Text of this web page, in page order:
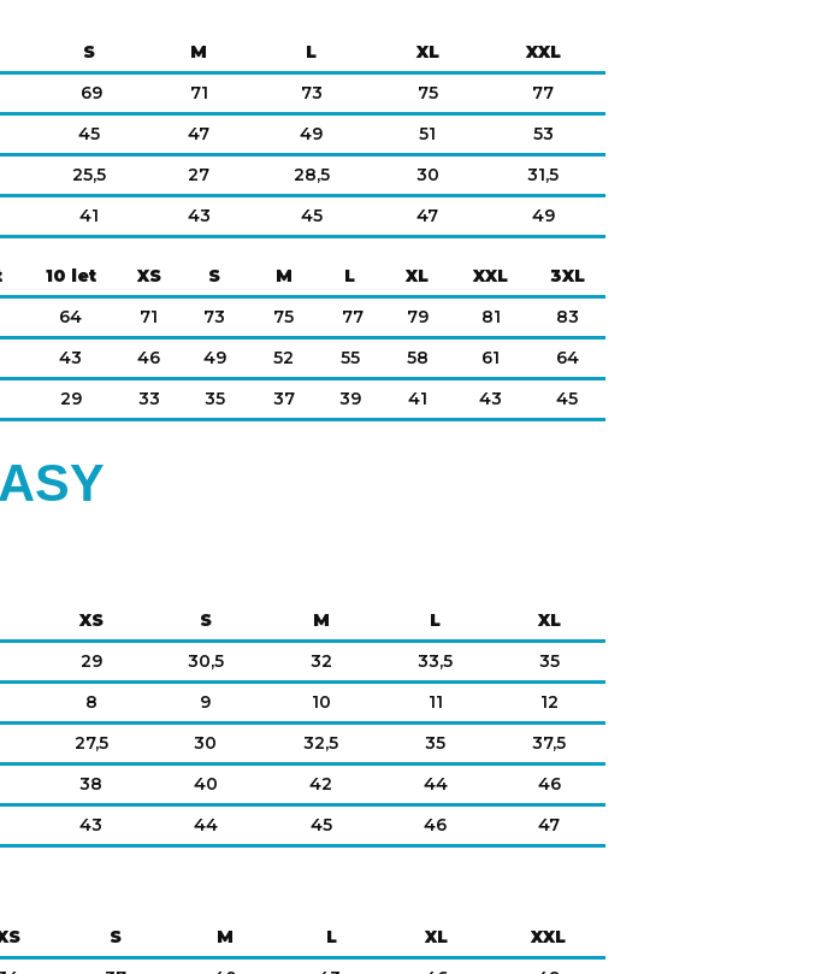
S M L XL
XXL
69 71 73 75
77
45 47 49 51
53
25,5 27 28,5 30
31,5
41 43 45 47 49
10 let XS S M L XL XXL
3XL
64 71 73 75 77 79 81
83
43 46 49 52 55 58 61
64
29 33 35 37 39 41 43 45
XS S M L
XL
29 30,5 32 33,5
35
8 9 10 11
12
27,5 30 32,5 35
37,5
38 40 42 44
46
43 44 45 46 47
S M L XL
XXL